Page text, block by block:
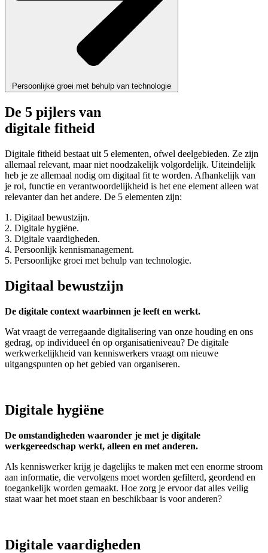
Persoonlijke groei met behulp van technologie
De 5 pijlers van
digitale fitheid
Digitale fitheid bestaat uit 5 elementen, ofwel deelgebieden. Ze zijn
allemaal relevant, maar niet noodzakelijk volgordelijk. Uiteindelijk
heb je ze allemaal nodig om digitaal fit te worden. Afhankelijk van
je rol, functie en verantwoordelijkheid is het ene element alleen wat
relevanter dan het andere. De 5 elementen zijn:
1. Digitaal bewustzijn.
2. Digitale hygiëne.
3. Digitale vaardigheden.
4. Persoonlijk kennismanagement.
5. Persoonlijke groei met behulp van technologie.
Digitaal bewustzijn
De digitale context waarbinnen je leeft en werkt.
Wat vraagt de verregaande digitalisering van onze houding en ons
gedrag, op individueel én op organisatieniveau? De digitale
werkwerkelijkheid van kenniswerkers vraagt om nieuwe
uitgangspunten op het gebied van organiseren.
Digitale hygiëne
De omstandigheden waaronder je met je digitale
werkgereedschap werkt, alleen en met anderen.
Als kenniswerker krijg je dagelijks te maken met een enorme stroom
aan informatie, die vervolgens moet worden gefilterd, geordend en
toegankelijk worden gemaakt. Hoe zorg je ervoor dat alles veilig
staat waar het moet staan en beschikbaar is voor anderen?
Digitale vaardigheden